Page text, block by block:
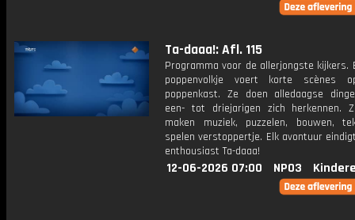
Ta-daaa!: Afl. 115
Programma voor de allerjongste kijkers.
poppenvolkje voert korte scènes
poppenkast. Ze doen alledaagse
een- tot driejarigen zich herkennen.
maken muziek, puzzelen, bouwen,
spelen verstoppertje. Elk avontuur
enthousiast Ta-daaa!
12-06-2026 07:00 NPO3